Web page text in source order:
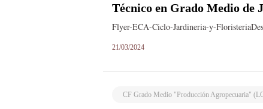
Técnico en Grado Medio
Flyer-ECA-Ciclo-Jardineria-y-
21/03/2024
CF Grado Medio "Producción Agropecuaria"